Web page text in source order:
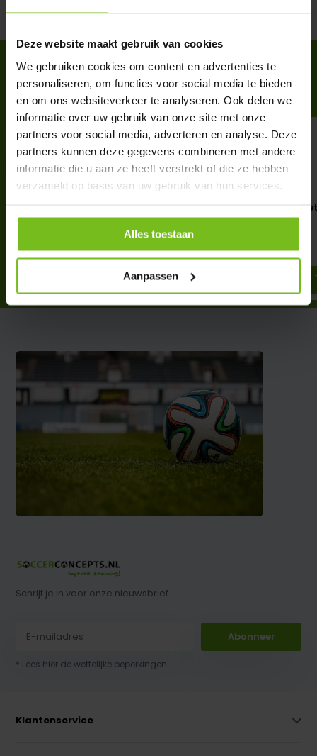
Deze website maakt gebruik van cookies
We gebruiken cookies om content en advertenties te
personaliseren, om functies voor social media te bieden
en om ons websiteverkeer te analyseren. Ook delen we
informatie over uw gebruik van onze site met onze
partners voor social media, adverteren en analyse. Deze
partners kunnen deze gegevens combineren met andere
informatie die u aan ze heeft verstrekt of die ze hebben
verzameld op basis van uw gebruik van hun services.
Alles toestaan
Aanpassen
Delen
ACCESSOIRES
Complete your purchase
doelwand schietset
Deliverytime
T-shirt
stuks
Deliverytime
Schrijf je in voor onze nieuwsbrief
Abonneer
* Lees hier de wettelijke beperkingen
Klantenservice